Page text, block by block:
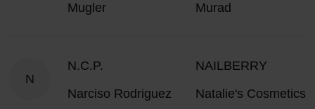
Mugler
Murad
N
N.C.P.
NAILBERRY
Narciso Rodriguez
Natalie's Cosmetics